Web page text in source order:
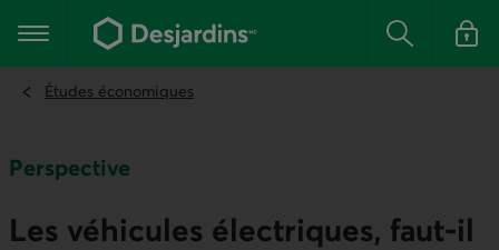
contenu
Menu principal Rechercher
Se
Études économiques
Perspective
Les véhicules électriques, faut-il